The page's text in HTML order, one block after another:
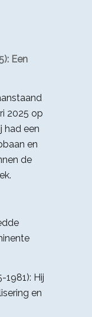
Een
2025 op
had een
en
de
1981): Hij
en